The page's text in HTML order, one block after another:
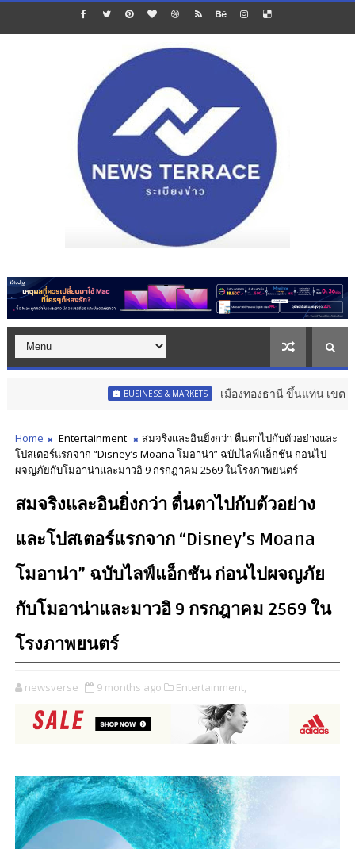
BUSINESS & MARKETS เมืองทองธานี ขึ้นแท่น เขตส่งเสริมเ
Home Entertainment
สมจริงและอินยิ่งกว่า ตื่นตาไปกับตัวอย่างและ
โปสเตอร์แรกจาก “Disney’s Moana โมอาน่า” ฉบับไลฟ์แอ็กชัน ก่อนไป
ผจญภัยกับโมอาน่าและมาวอิ 9 กรกฎาคม 2569 ในโรงภาพยนตร์
สมจริงและอินยิ่งกว่า ตื่นตาไปกับตัวอย่าง
และโปสเตอร์แรกจาก “Disney’s Moana
โมอาน่า” ฉบับไลฟ์แอ็กชัน ก่อนไปผจญภัย
กับโมอาน่าและมาวอิ 9 กรกฎาคม 2569 ใน
โรงภาพยนตร์
newsverse 9 months ago Entertainment,